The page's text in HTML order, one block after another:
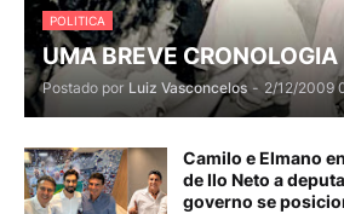
POLITICA
UMA BREVE CRONOLOGIA
Postado por Luiz Vasconcelos - 2/12/2009
Camilo e Elmano
de Ilo Neto a
governo se